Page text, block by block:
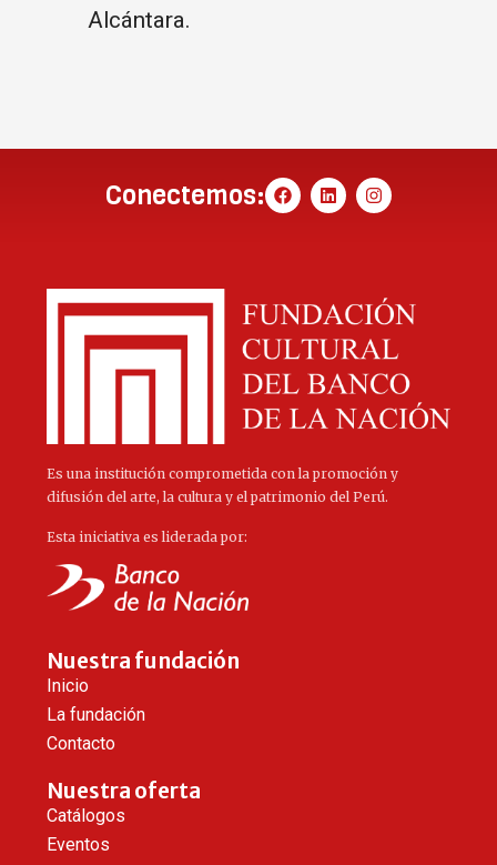
Alcántara.
Conectemos:
Es una institución comprometida con la promoción y
difusión del arte, la cultura y el patrimonio del Perú.
Esta iniciativa es liderada por:
Nuestra fundación
Inicio
La fundación
Contacto
Nuestra oferta
Catálogos
Eventos